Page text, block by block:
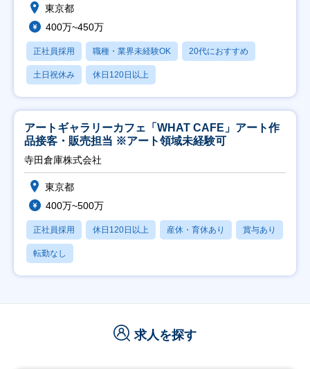
東京都
400万~450万
正社員採用 職種・業界未経験OK 20代におすすめ
土日祝休み 休日120日以上
アートギャラリーカフェ「WHAT CAFE」アート作
品接客・販売担当 ※アート領域未経験可
寺田倉庫株式会社
東京都
400万~500万
正社員採用 休日120日以上 産休・育休あり 賞与あり
転勤なし
求人を探す